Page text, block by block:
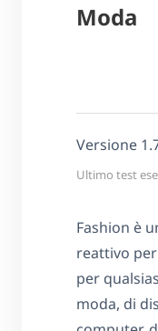
Moda
Versione
Ultimo test
Fashion è
reattivo
per
moda, di